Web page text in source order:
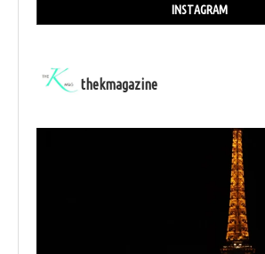
INSTAGRAM
thekmagazine